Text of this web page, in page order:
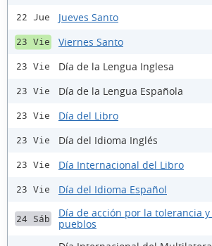
22 Jue Jueves Santo
23 Vie Viernes Santo
23 Vie Día de la Lengua Inglesa
23 Vie Día de la Lengua Española
23 Vie Día del Libro
23 Vie Día del Idioma Inglés
23 Vie Día Internacional del Libro
23 Vie Día del Idioma Español
24 Sáb
Día de acción por la tolerancia
pueblos